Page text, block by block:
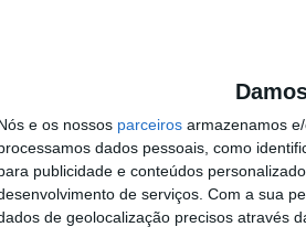
e os nossos parceiros armazenamos
dados pessoais, como
publicidade e conteúdos
de serviços. Com a sua
de geolocalização precisos através